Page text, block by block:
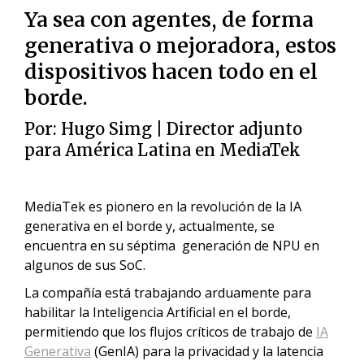
Ya sea con agentes, de forma
generativa o mejoradora, estos
dispositivos hacen todo en el
borde.
Por: Hugo Simg | Director adjunto
para América Latina en MediaTek
MediaTek es pionero en la revolución de la IA
generativa en el borde y, actualmente, se
encuentra en su séptima generación de NPU en
algunos de sus SoC.
La compañía está trabajando arduamente para
habilitar la Inteligencia Artificial en el borde,
permitiendo que los flujos críticos de trabajo de IA
Generativa (GenIA) para la privacidad y la latencia